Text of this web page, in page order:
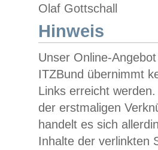
Olaf Gottschall
Hinweis
Unser Online-
ITZBund übernimmt
Links erreicht
der erstmaligen
handelt es sich
Inhalte der verlinkten